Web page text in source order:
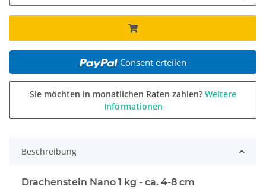
Consent erteilen
Sie möchten in monatlichen Raten zahlen? Weitere
Informationen
Beschreibung
Drachenstein Nano 1 kg - ca. 4-8 cm